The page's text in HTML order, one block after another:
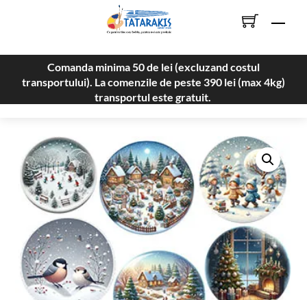
Comanda minima 50 de lei (excluzand costul
transportului). La comenzile de peste 390 lei (max 4kg)
transportul este gratuit.